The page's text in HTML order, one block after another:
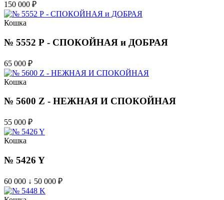
150 000 ₽
Кошка
№ 5552 Р - СПОКОЙНАЯ и ДОБРАЯ
65 000 ₽
Кошка
№ 5600 Z - НЕЖНАЯ И СПОКОЙНАЯ
55 000 ₽
Кошка
№ 5426 Y
60 000 ↓ 50 000 ₽